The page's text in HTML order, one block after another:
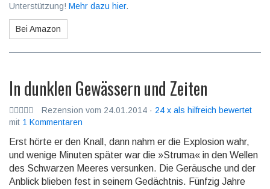
Unterstützung! Mehr dazu hier.
Bei Amazon
In dunklen Gewässern und Zeiten
Rezension vom 24.01.2014 · 24 x als hilfreich bewertet
mit 1 Kommentaren
Erst hörte er den Knall, dann nahm er die Explosion wahr,
und wenige Minuten später war die »Struma« in den Wellen
des Schwarzen Meeres versunken. Die Geräusche und der
Anblick blieben fest in seinem Ge­dächtnis. Fünf­zig Jahre